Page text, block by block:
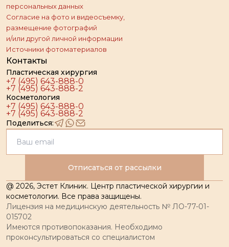
персональных данных
Согласие на фото и видеосъемку,
размещение фотографий
и/или другой личной информации
Источники фотоматериалов
Контакты
Пластическая хирургия
+7 (495) 643-888-0
+7 (495) 643-888-2
Косметология
+7 (495) 643-888-0
+7 (495) 643-888-2
Поделиться:
Отписаться от рассылки
@ 2026, Эстет Клиник. Центр пластической хирургии и
косметологии. Все права защищены.
Лицензия на медицинскую деятельность № ЛО-77-01-
015702
Имеются противопоказания. Необходимо
проконсультироваться со специалистом